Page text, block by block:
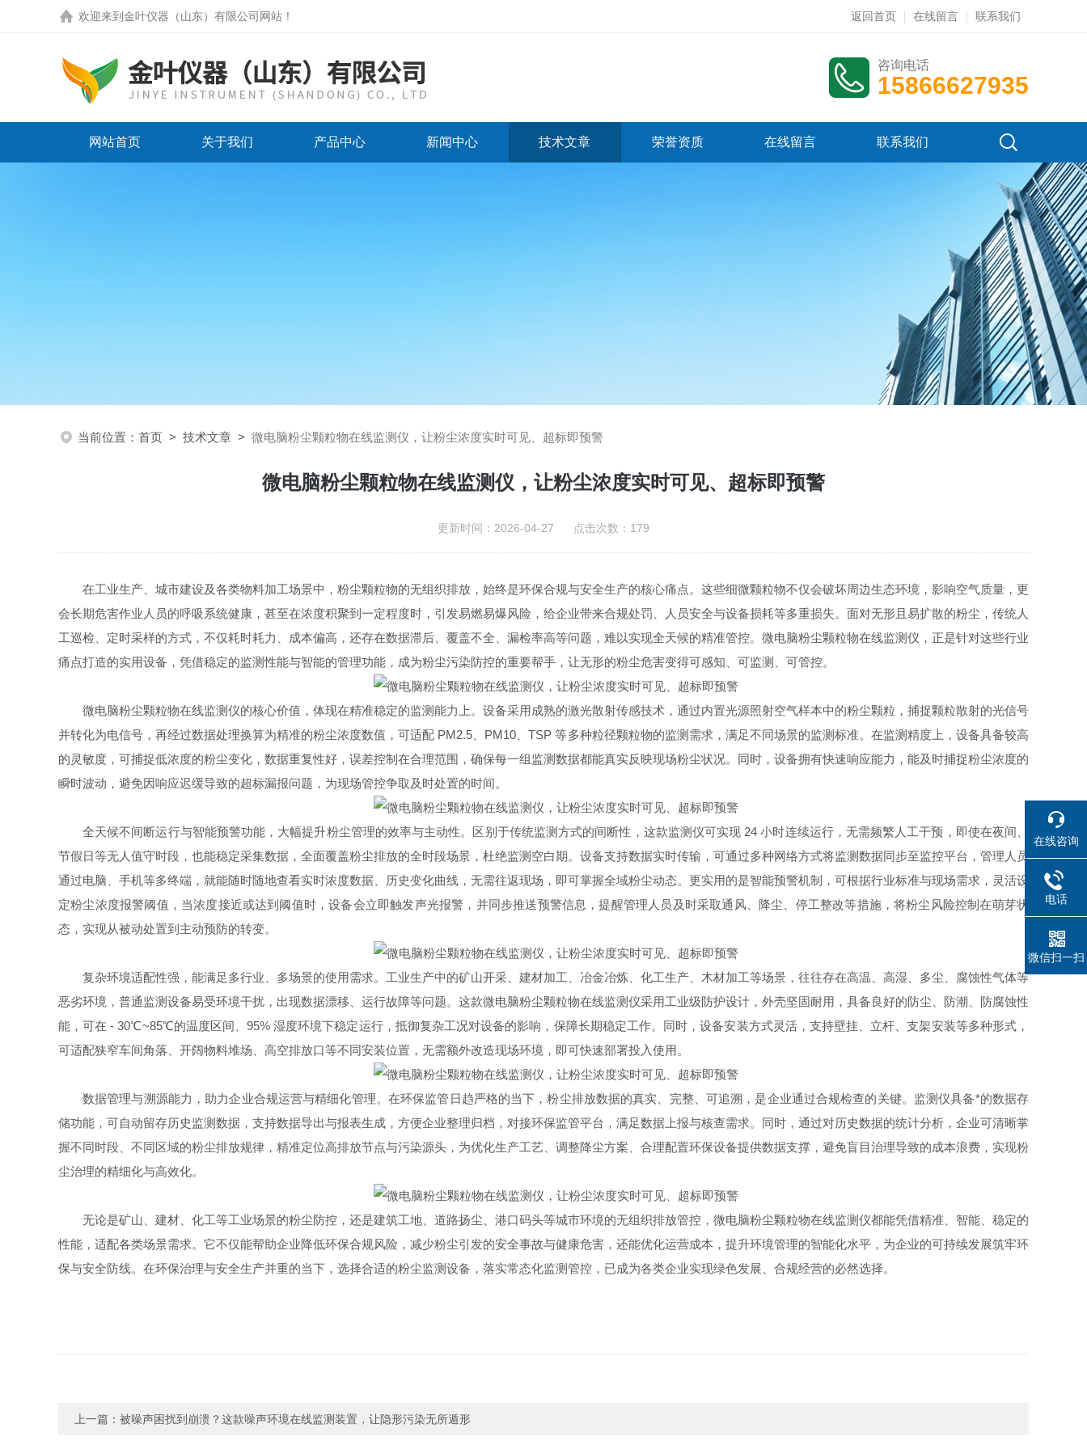
欢迎来到 金叶仪器（山东）有限公司网站 ！ 返回首页 在线留言 联系我们
咨询电话
15866627935
网站首页 关于我们 产品中心 新闻中心 技术文章 荣誉资质 在线留言 联系我们
当前位置： 首页 > 技术文章 > 微电脑粉尘颗粒物在线监测仪，让粉尘浓度实时可见、超标即预警
微电脑粉尘颗粒物在线监测仪，让粉尘浓度实时可见、超标即预警
更新时间：2026-04-27 点击次数：179
在工业生产、城市建设及各类物料加工场景中，粉尘颗粒物的无组织排放，始终是环保合规与安全生产的核心痛点。这些细微颗粒物不仅会破坏周边生态环境，影响空气质量，更
会长期危害作业人员的呼吸系统健康，甚至在浓度积聚到一定程度时，引发易燃易爆风险，给企业带来合规处罚、人员安全与设备损耗等多重损失。面对无形且易扩散的粉尘，传统人
工巡检、定时采样的方式，不仅耗时耗力、成本偏高，还存在数据滞后、覆盖不全、漏检率高等问题，难以实现全天候的精准管控。微电脑粉尘颗粒物在线监测仪，正是针对这些行业
痛点打造的实用设备，凭借稳定的监测性能与智能的管理功能，成为粉尘污染防控的重要帮手，让无形的粉尘危害变得可感知、可监测、可管控。
微电脑粉尘颗粒物在线监测仪的核心价值，体现在精准稳定的监测能力上。设备采用成熟的激光散射传感技术，通过内置光源照射空气样本中的粉尘颗粒，捕捉颗粒散射的光信号
并转化为电信号，再经过数据处理换算为精准的粉尘浓度数值，可适配 PM2.5、PM10、TSP 等多种粒径颗粒物的监测需求，满足不同场景的监测标准。在监测精度上，设备具备较高
的灵敏度，可捕捉低浓度的粉尘变化，数据重复性好，误差控制在合理范围，确保每一组监测数据都能真实反映现场粉尘状况。同时，设备拥有快速响应能力，能及时捕捉粉尘浓度的
瞬时波动，避免因响应迟缓导致的超标漏报问题，为现场管控争取及时处置的时间。
全天候不间断运行与智能预警功能，大幅提升粉尘管理的效率与主动性。区别于传统监测方式的间断性，这款监测仪可实现 24 小时连续运行，无需频繁人工干预，即使在夜间、
节假日等无人值守时段，也能稳定采集数据，全面覆盖粉尘排放的全时段场景，杜绝监测空白期。设备支持数据实时传输，可通过多种网络方式将监测数据同步至监控平台，管理人员
通过电脑、手机等多终端，就能随时随地查看实时浓度数据、历史变化曲线，无需往返现场，即可掌握全域粉尘动态。更实用的是智能预警机制，可根据行业标准与现场需求，灵活设
定粉尘浓度报警阈值，当浓度接近或达到阈值时，设备会立即触发声光报警，并同步推送预警信息，提醒管理人员及时采取通风、降尘、停工整改等措施，将粉尘风险控制在萌芽状
态，实现从被动处置到主动预防的转变。
复杂环境适配性强，能满足多行业、多场景的使用需求。工业生产中的矿山开采、建材加工、冶金冶炼、化工生产、木材加工等场景，往往存在高温、高湿、多尘、腐蚀性气体等
恶劣环境，普通监测设备易受环境干扰，出现数据漂移、运行故障等问题。这款微电脑粉尘颗粒物在线监测仪采用工业级防护设计，外壳坚固耐用，具备良好的防尘、防潮、防腐蚀性
能，可在 - 30℃~85℃的温度区间、95% 湿度环境下稳定运行，抵御复杂工况对设备的影响，保障长期稳定工作。同时，设备安装方式灵活，支持壁挂、立杆、支架安装等多种形式，
可适配狭窄车间角落、开阔物料堆场、高空排放口等不同安装位置，无需额外改造现场环境，即可快速部署投入使用。
数据管理与溯源能力，助力企业合规运营与精细化管理。在环保监管日趋严格的当下，粉尘排放数据的真实、完整、可追溯，是企业通过合规检查的关键。监测仪具备*的数据存
储功能，可自动留存历史监测数据，支持数据导出与报表生成，方便企业整理归档，对接环保监管平台，满足数据上报与核查需求。同时，通过对历史数据的统计分析，企业可清晰掌
握不同时段、不同区域的粉尘排放规律，精准定位高排放节点与污染源头，为优化生产工艺、调整降尘方案、合理配置环保设备提供数据支撑，避免盲目治理导致的成本浪费，实现粉
尘治理的精细化与高效化。
无论是矿山、建材、化工等工业场景的粉尘防控，还是建筑工地、道路扬尘、港口码头等城市环境的无组织排放管控，微电脑粉尘颗粒物在线监测仪都能凭借精准、智能、稳定的
性能，适配各类场景需求。它不仅能帮助企业降低环保合规风险，减少粉尘引发的安全事故与健康危害，还能优化运营成本，提升环境管理的智能化水平，为企业的可持续发展筑牢环
保与安全防线。在环保治理与安全生产并重的当下，选择合适的粉尘监测设备，落实常态化监测管控，已成为各类企业实现绿色发展、合规经营的必然选择。
上一篇： 被噪声困扰到崩溃？这款噪声环境在线监测装置，让隐形污染无所遁形
在线咨询
电话
微信扫一扫